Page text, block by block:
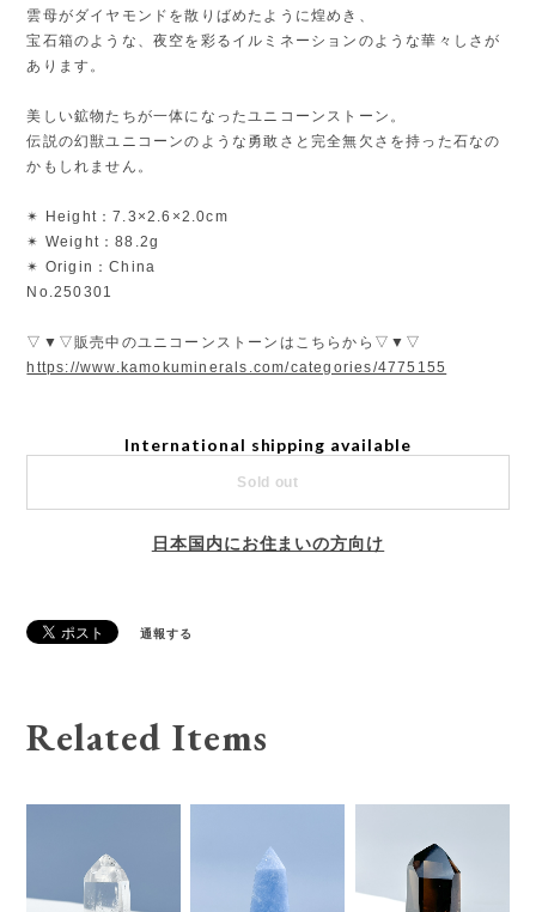
雲母がダイヤモンドを散りばめたように煌めき、
宝石箱のような、夜空を彩るイルミネーションのような華々しさが
あります。
美しい鉱物たちが一体になったユニコーンストーン。
伝説の幻獣ユニコーンのような勇敢さと完全無欠さを持った石なの
かもしれません。
✴︎ Height：7.3×2.6×2.0cm
✴︎ Weight：88.2g
✴︎ Origin：China
No.250301
▽▼▽販売中のユニコーンストーンはこちらから▽▼▽
https://www.kamokuminerals.com/categories/4775155
International shipping available
Sold out
日本国内にお住まいの方向け
通報する
Related Items